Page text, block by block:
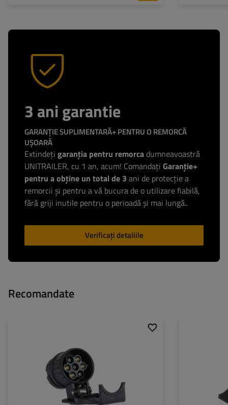
3 ani garantie
GARANȚIE SUPLIMENTARĂ+ PENTRU O REMORCĂ
UȘOARĂ
Extindeți garanția pentru remorcadumneavoastră
UNITRAILER, cu 1 an, acum! Comandați Garanție+
pentru a obține un total de 3 ani de protecție a
remorcii și pentru a vă bucura de o utilizare fiabilă,
fără griji inutile pentru o perioadă și mai lungă..
Verificați detaliile
Recomandate